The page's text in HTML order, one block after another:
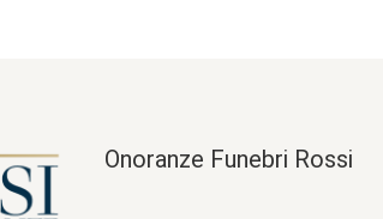
Onoranze Funebri Rossi